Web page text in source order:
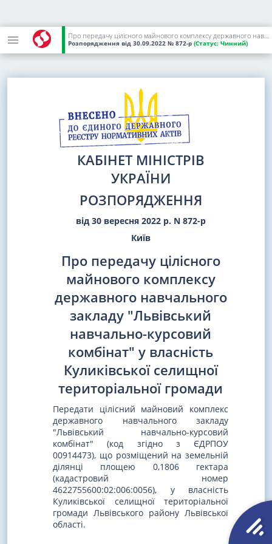
Про передачу цілісного майнового комплексу державного навчального закладу "Львівський навчально-курсовий комбінат" у власність Куликівської селищної територіальної громади
Розпорядження від 30.09.2022 № 872-р (Статус: Чинний)
КАБІНЕТ МІНІСТРІВ
УКРАЇНИ
РОЗПОРЯДЖЕННЯ
від 30 вересня 2022 р. N 872-р
Київ
Про передачу цілісного
майнового комплексу
державного навчального
закладу "Львівський
навчально-курсовий
комбінат" у власність
Куликівської селищної
територіальної громади
Передати цілісний майновий комплекс
державного навчального закладу
"Львівський навчально-курсовий
комбінат" (код згідно з ЄДРПОУ
00914473), що розміщений на земельній
ділянці площею 0,1806 гектара
(кадастровий номер
4622755600:02:006:0056), у власність
Куликівської селищної територіальної
громади Львівського району Львівської
області.